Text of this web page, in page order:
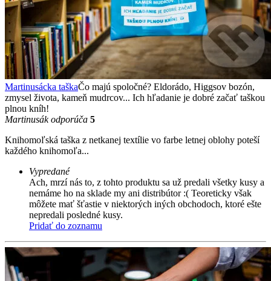
Martinusácka taškaČo majú spoločné? Eldorádo, Higgsov bozón,
zmysel života, kameň mudrcov... Ich hľadanie je dobré začať taškou
plnou kníh!
Martinusák odporúča 5
Knihomoľská taška z netkanej textílie vo farbe letnej oblohy poteší
každého knihomoľa...
Vypredané
Ach, mrzí nás to, z tohto produktu sa už predali všetky kusy a
nemáme ho na sklade my ani distribútor :( Teoreticky však
môžete mať šťastie v niektorých iných obchodoch, ktoré ešte
nepredali posledné kusy.
Pridať do zoznamu